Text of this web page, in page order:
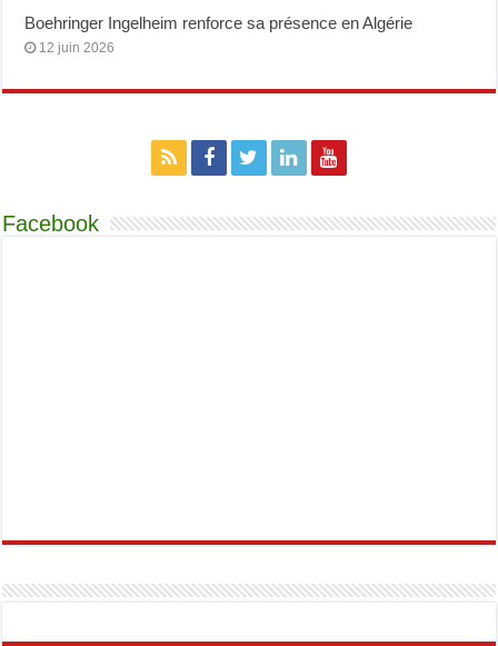
Boehringer Ingelheim renforce sa présence en Algérie
12 juin 2026
Facebook